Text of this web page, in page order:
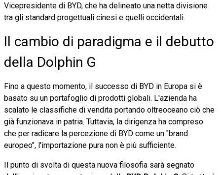
Vicepresidente di BYD, che ha delineato una netta divisione
tra gli standard progettuali cinesi e quelli occidentali.
Il cambio di paradigma e il debutto
della Dolphin G
Fino a questo momento, il successo di BYD in Europa si è
basato su un portafoglio di prodotti globali. L'azienda ha
scalato le classifiche di vendita portando oltreoceano ciò che
già funzionava in patria. Tuttavia, la dirigenza ha compreso
che per radicare la percezione di BYD come un "brand
europeo", l'importazione pura non è più sufficiente.
Il punto di svolta di questa nuova filosofia sarà segnato